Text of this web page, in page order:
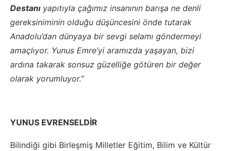
Destanı yapıtıyla çağımız insanının barışa ne denli
gereksiniminin olduğu düşüncesini önde tutarak
Anadolu’dan dünyaya bir sevgi selamı göndermeyi
amaçlıyor. Yunus Emre’yi aramızda yaşayan, bizi
ardına takarak sonsuz güzelliğe götüren bir değer
olarak yorumluyor.”
YUNUS EVRENSELDİR
Bilindiği gibi Birleşmiş Milletler Eğitim, Bilim ve Kültür